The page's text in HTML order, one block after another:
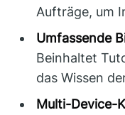
Aufträge, um
Umfassende
Beinhaltet
das Wissen
Multi-Device-